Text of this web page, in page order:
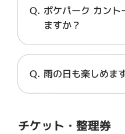
ポケパーク カント
ますか？
雨の日も楽しめま
チケット・整理券